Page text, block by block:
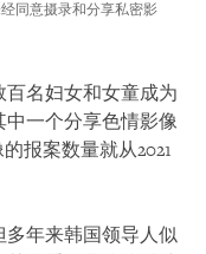
同意摄录和分享私密影
名妇女和女童成为
一个分享色情影像
报案数量就从2021
年来韩国领导人似